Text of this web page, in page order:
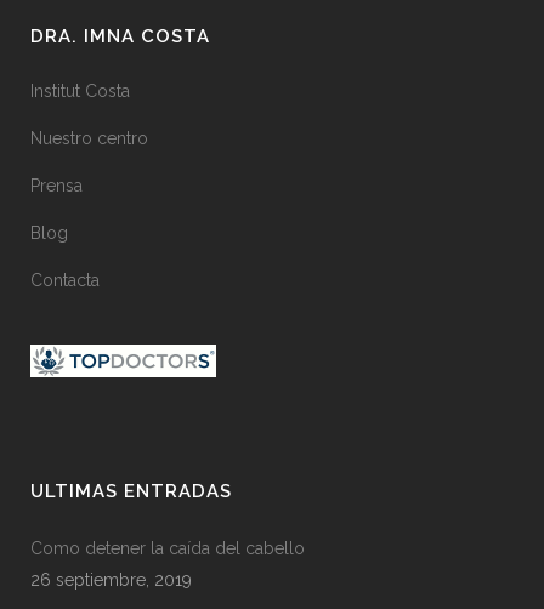
DRA. IMNA COSTA
Institut Costa
Nuestro centro
Prensa
Blog
Contacta
ULTIMAS ENTRADAS
Como detener la caída del cabello
26 septiembre, 2019